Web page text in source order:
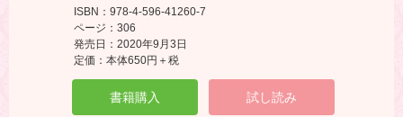
ISBN：978-4-596-41260-7
ページ：306
発売日：2020年9月3日
定価：本体650円＋税
書籍購入 試し読み